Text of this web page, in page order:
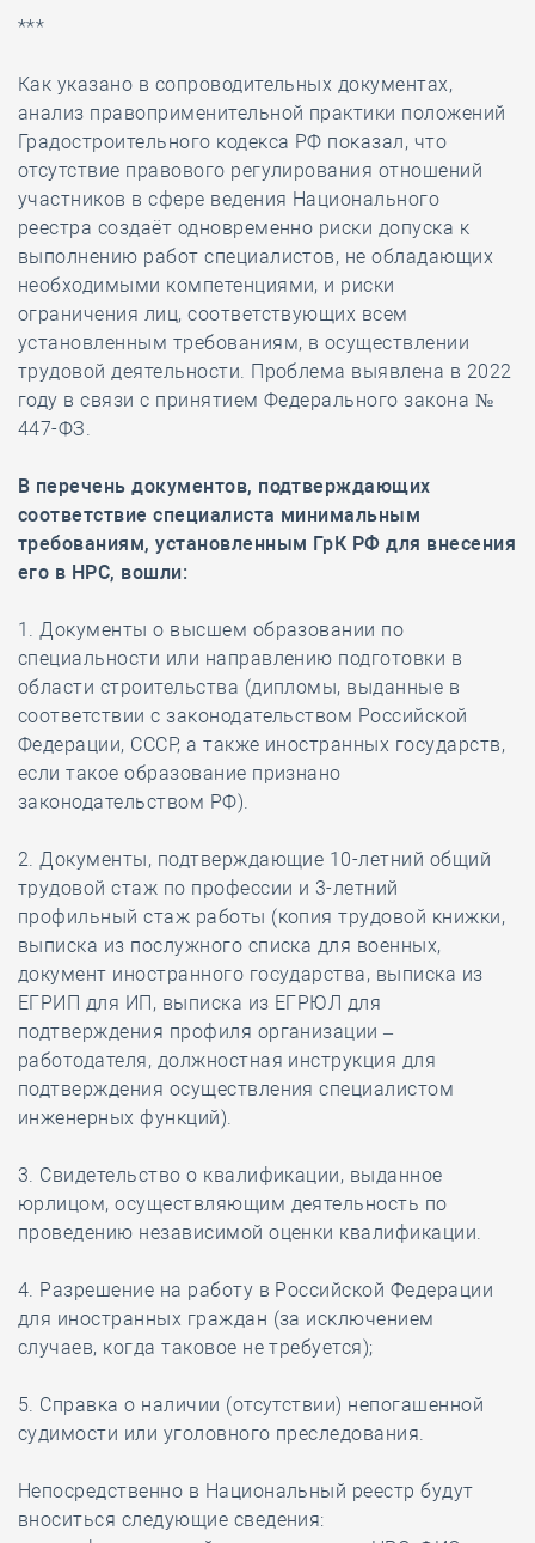
***
Как указано в сопроводительных документах,
анализ правоприменительной практики положений
Градостроительного кодекса РФ показал, что
отсутствие правового регулирования отношений
участников в сфере ведения Национального
реестра создаёт одновременно риски допуска к
выполнению работ специалистов, не обладающих
необходимыми компетенциями, и риски
ограничения лиц, соответствующих всем
установленным требованиям, в осуществлении
трудовой деятельности. Проблема выявлена в 2022
году в связи с принятием Федерального закона №
447-ФЗ.
В перечень документов, подтверждающих
соответствие специалиста минимальным
требованиям, установленным ГрК РФ для внесения
его в НРС, вошли:
1. Документы о высшем образовании по
специальности или направлению подготовки в
области строительства (дипломы, выданные в
соответствии с законодательством Российской
Федерации, СССР, а также иностранных государств,
если такое образование признано
законодательством РФ).
2. Документы, подтверждающие 10-летний общий
трудовой стаж по профессии и 3-летний
профильный стаж работы (копия трудовой книжки,
выписка из послужного списка для военных,
документ иностранного государства, выписка из
ЕГРИП для ИП, выписка из ЕГРЮЛ для
подтверждения профиля организации –
работодателя, должностная инструкция для
подтверждения осуществления специалистом
инженерных функций).
3. Свидетельство о квалификации, выданное
юрлицом, осуществляющим деятельность по
проведению независимой оценки квалификации.
4. Разрешение на работу в Российской Федерации
для иностранных граждан (за исключением
случаев, когда таковое не требуется);
5. Справка о наличии (отсутствии) непогашенной
судимости или уголовного преследования.
Непосредственно в Национальный реестр будут
вноситься следующие сведения: